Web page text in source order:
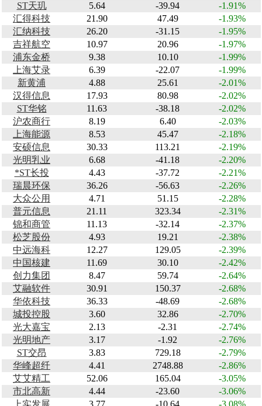
ST天玑
5.64 -39.94
-1.91%
汇得科技
21.90 47.49
-1.93%
汇纳科技
26.20 -31.15
-1.95%
吉祥航空
10.97 20.96
-1.97%
浦东金桥
9.38 10.10
-1.99%
上海艾录
6.39 -22.07
-1.99%
新黄浦
4.88 25.61
-2.01%
汉得信息
17.93 80.98
-2.02%
ST华铭
11.63 -38.18
-2.02%
沪农商行
8.19 6.40
-2.03%
上海能源
8.53 45.47
-2.18%
安硕信息
30.33 113.21
-2.19%
光明乳业
6.68 -41.18
-2.20%
*ST长投
4.43 -37.72
-2.21%
瑞晨环保
36.26 -56.63
-2.26%
大众公用
4.71 51.15
-2.28%
普元信息
21.11 323.34
-2.31%
锦和商管
11.13 -32.14
-2.37%
松芝股份
4.93 19.21
-2.38%
中远海科
12.27 129.05
-2.39%
中国核建
11.69 30.10
-2.42%
创力集团
8.47 59.74
-2.64%
艾融软件
30.91 150.37
-2.68%
华依科技
36.33 -48.69
-2.68%
城投控股
3.60 32.86
-2.70%
光大嘉宝
2.13 -2.31
-2.74%
光明地产
3.17 -1.92
-2.76%
ST交昂
3.83 729.18
-2.79%
华峰超纤
4.41 2748.88
-2.86%
艾艾精工
52.06 165.04
-3.05%
市北高新
4.44 -23.60
-3.06%
上实发展
3.77 -10.64 -3.08%